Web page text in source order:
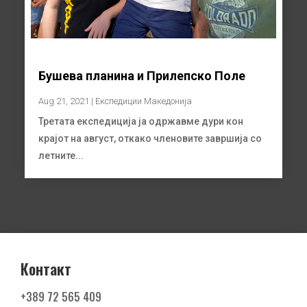
Бушева планина и Прилепско Поле
Aug 21, 2021 | Експедиции Македонија
Третата експедиција ја одржавме дури кон
крајот на август, откако членовите завршија со
летните...
Контакт
+389 72 565 409